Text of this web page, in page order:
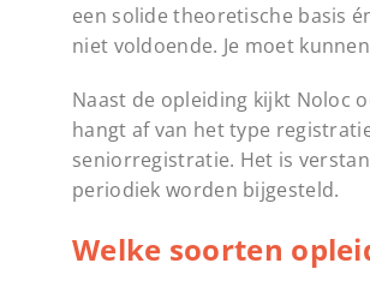
een solide theoretische basis
niet voldoende. Je moet
Naast de opleiding kijkt Noloc
hangt af van het type
seniorregistratie. Het is
periodiek worden bijgesteld.
Welke soorten